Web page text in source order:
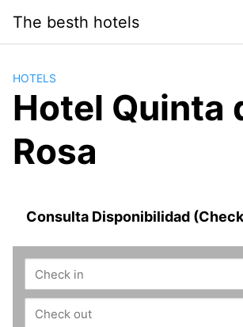
contenido
The besth hotels
HOTELS
Hotel Quinta
Rosa
Consulta Disponibilidad